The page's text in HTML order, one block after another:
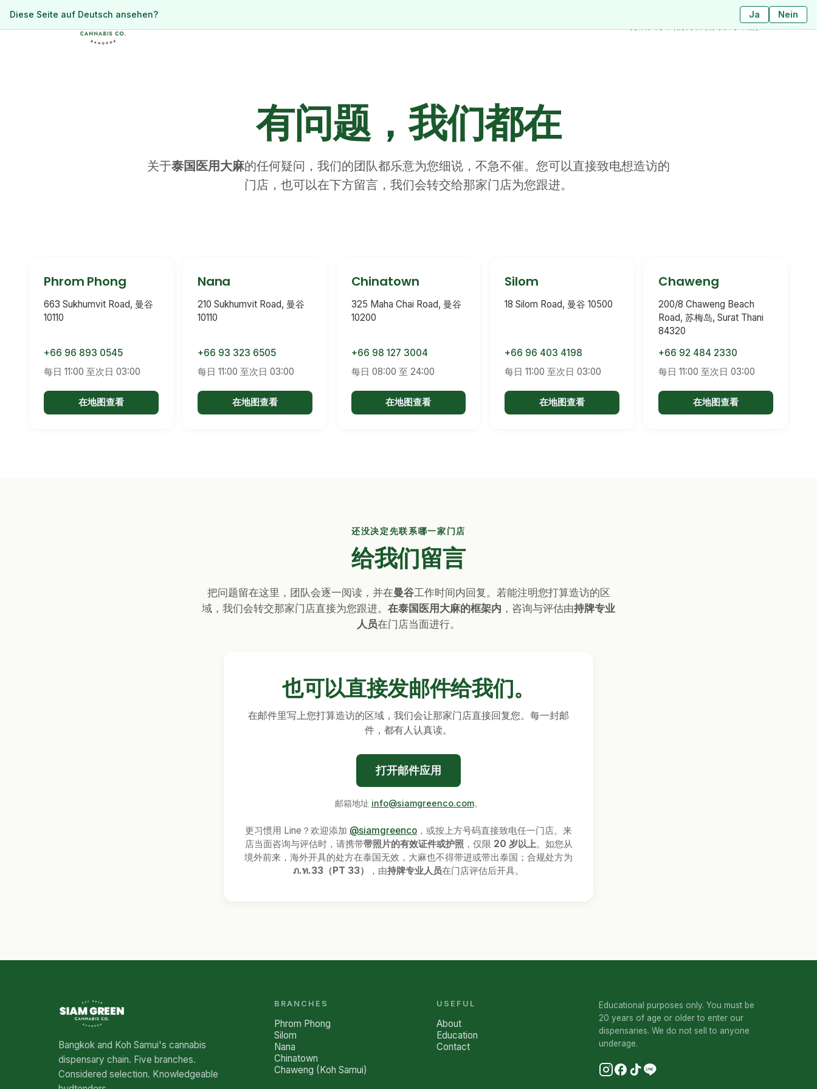
ดูหน้านี้เป็นภาษาไทย? ใช่ ไม่ใช่
Diese Seite auf Deutsch ansehen? Ja Nein
联系我们
有问题，我们都在
关于泰国医用大麻的任何疑问，我们的团队都乐意为您细说，不急不催。您可以直接致电想造访的
门店，也可以在下方留言，我们会转交给那家门店为您跟进。
Phrom Phong
663 Sukhumvit Road, 曼谷
10110
+66 96 893 0545
每日 11:00 至次日 03:00
在地图查看
Nana
210 Sukhumvit Road, 曼谷
10110
+66 93 323 6505
每日 11:00 至次日 03:00
在地图查看
Chinatown
325 Maha Chai Road, 曼谷
10200
+66 98 127 3004
每日 08:00 至 24:00
在地图查看
Silom
18 Silom Road, 曼谷 10500
+66 96 403 4198
每日 11:00 至次日 03:00
在地图查看
Chaweng
200/8 Chaweng Beach
Road, 苏梅岛, Surat Thani
84320
+66 92 484 2330
每日 11:00 至次日 03:00
在地图查看
还没决定先联系哪一家门店
给我们留言
把问题留在这里，团队会逐一阅读，并在曼谷工作时间内回复。若能注明您打算造访的区
域，我们会转交那家门店直接为您跟进。 在泰国医用大麻的框架内 ，咨询与评估由持牌专业
人员在门店当面进行。
也可以直接发邮件给我们。
在邮件里写上您打算造访的区域，我们会让那家门店直接回复您。每一封邮
件，都有人认真读。
打开邮件应用
邮箱地址 info@siamgreenco.com。
更习惯用 Line？欢迎添加 @siamgreenco ，或按上方号码直接致电任一门店。来
店当面咨询与评估时，请携带带照片的有效证件或护照 ，仅限 20 岁以上。如您从
境外前来，海外开具的处方在泰国无效，大麻也不得带进或带出泰国；合规处方为
ภ.ท.33（PT 33）
，由持牌专业人员在门店评估后开具。
Bangkok and Koh Samui's cannabis
dispensary chain. Five branches.
Considered selection. Knowledgeable
BRANCHES
Phrom Phong
Silom
Nana
Chinatown
Chaweng (Koh Samui)
USEFUL
About
Education
Contact
Educational purposes only. You must be
20 years of age or older to enter our
dispensaries. We do not sell to anyone
underage.